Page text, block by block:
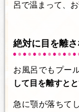
呂で温まって、
絶対に目を離さ
お風呂でもプー
して目を離すと
急に顎が落ちて